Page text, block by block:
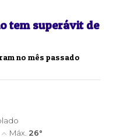
tem superávit de
no mês passado
Máx. 26°